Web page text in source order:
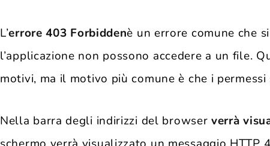
L’errore 403 Forbiddenè un errore comune che
l’applicazione non possono accedere a un file.
motivi, ma il motivo più comune è che i
Nella barra degli indirizzi del browser verrà